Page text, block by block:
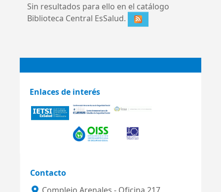
Sin resultados para ello en el catálogo
Biblioteca Central EsSalud.
Enlaces de interés
Contacto